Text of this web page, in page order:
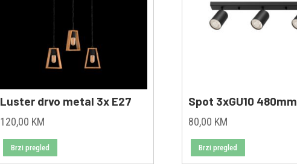
Luster drvo metal 3x E27
120,00 KM
Brzi pregled
Spot 3xGU10 480mm
80,00 KM
Brzi pregled